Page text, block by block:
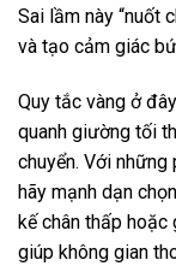
Sai lầm này “nuốt
và tạo cảm giác
Quy tắc vàng ở
quanh giường tối
chuyển. Với
hãy mạnh dạn
kế chân thấp
giúp không gian